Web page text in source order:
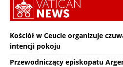
Kościół w Ceucie organizuje
intencji pokoju
Przewodniczący episkopatu